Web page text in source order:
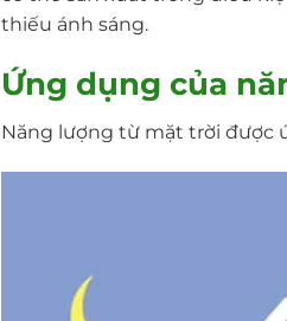
thiếu ánh sáng.
Ứng dụng của
Năng lượng từ mặt trời được